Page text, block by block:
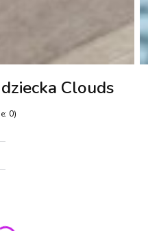
Clouds
0)